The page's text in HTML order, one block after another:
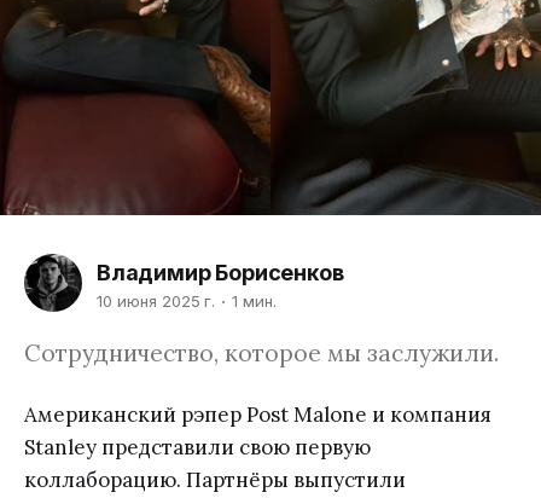
Владимир Борисенков
10 июня 2025 г. 1 мин.
Сотрудничество, которое мы заслужили.
Американский рэпер Post Malone и компания
Stanley представили свою первую
коллаборацию. Партнёры выпустили